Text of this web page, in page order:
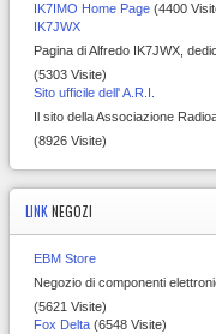
IK7IMO Home Page (4400
IK7JWX
Pagina di Alfredo IK7JWX,
(5303 Visite)
Sito ufficile dell' A.R.I.
Il sito della Associazione
(8926 Visite)
LINKNEGOZI
EBM Store
Negozio di componenti
(5621 Visite)
Fox Delta (6548 Visite)